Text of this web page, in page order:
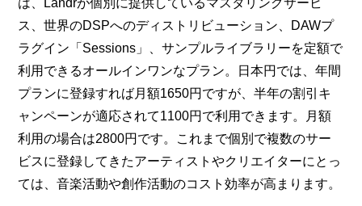
は、Landrが個別に提供しているマスタリングサービ
ス、世界のDSPへのディストリビューション、DAWプ
ラグイン「Sessions」、サンプルライブラリーを定額で
利用できるオールインワンなプラン。日本円では、年間
プランに登録すれば月額1650円ですが、半年の割引キ
ャンペーンが適応されて1100円で利用できます。月額
利用の場合は2800円です。これまで個別で複数のサー
ビスに登録してきたアーティストやクリエイターにとっ
ては、音楽活動や創作活動のコスト効率が高まります。